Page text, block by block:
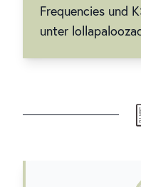
Frequencies und
unter